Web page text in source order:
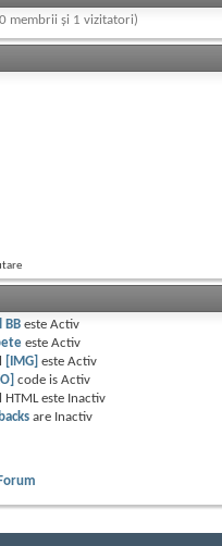
membrii și 1 vizitatori)
BB esteActiv
esteActiv
[IMG] esteActiv
code isActiv
HTML este Inactiv
are Inactiv